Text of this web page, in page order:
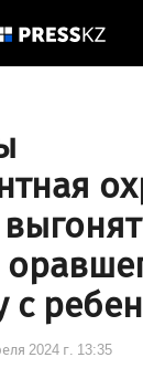
с
2024 г. 13:35